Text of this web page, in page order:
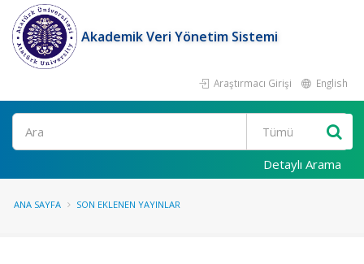
Akademik Veri Yönetim Sistemi
Araştırmacı Girişi English
Ara
Detaylı Arama
ANA SAYFA SON EKLENEN YAYINLAR